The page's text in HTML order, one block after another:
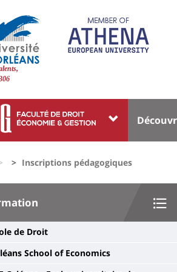
Site
Menu
Inscriptions pédagogiques
de Droit
School of Economics